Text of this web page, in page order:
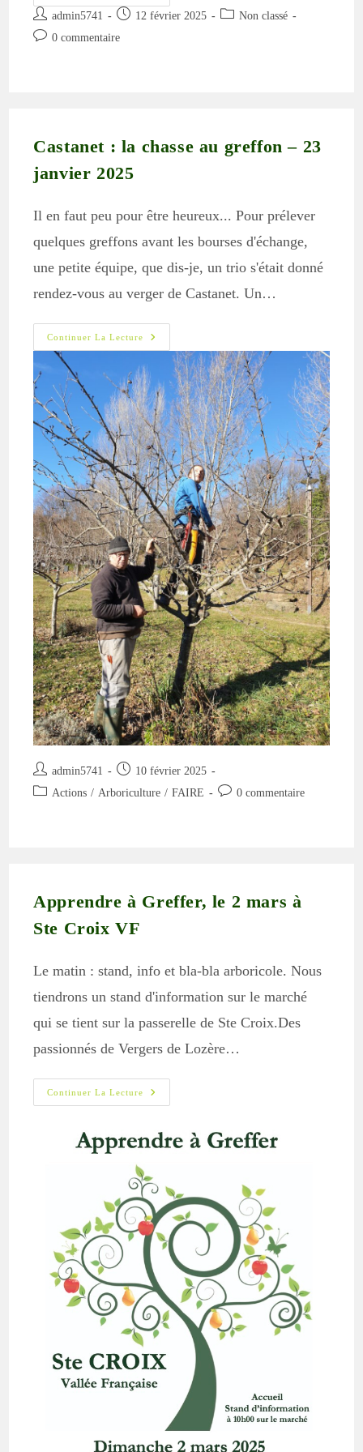
Sur
…
Auteur/autrice
de
admin5741
Publication
12 février 2025
PostNon classé
Commentaires
0 commentaire
Castanet : la chasse au greffon – 23
janvier 2025
Il en faut peu pour être heureux... Pour prélever
quelques greffons avant les bourses d'échange,
une petite équipe, que dis-je, un trio s'était donné
rendez-vous au verger de Castanet. Un…
Continuer La Lecture
Castanet
:
Chasse
Au
Greffon
–
23
Janvier
2025
Auteur/autrice
de
admin5741
Publication
publiée :
10 février 2025
Post Actions / Arboriculture / FAIRE
Commentaires
0 commentaire
Apprendre à Greffer, le 2 mars à
Ste Croix VF
Le matin : stand, info et bla-bla arboricole. Nous
tiendrons un stand d'information sur le marché
qui se tient sur la passerelle de Ste Croix.Des
passionnés de Vergers de Lozère…
Continuer La Lecture
Apprendre
À
2
Mars
Ste
Croix
VF